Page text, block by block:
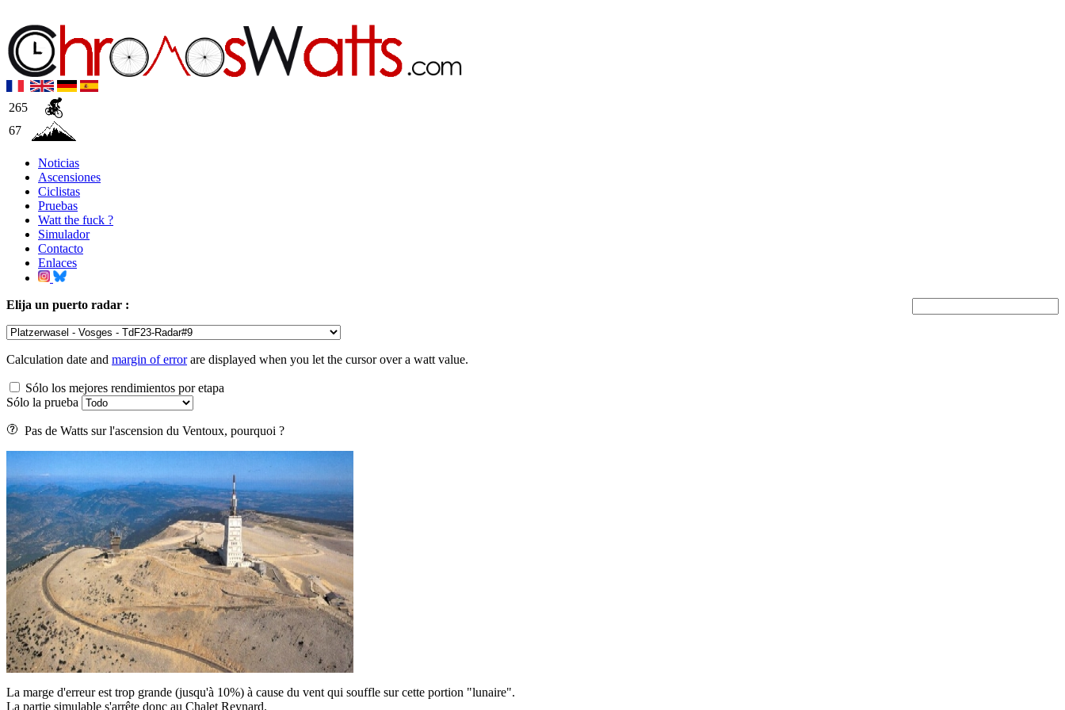
265
67
Noticias
Ascensiones
Ciclistas
Pruebas
Watt the fuck ?
Simulador
Contacto
Enlaces
Elija un puerto radar :
Calculation date and margin of errorare displayed when you let the cursor over a watt value.
Sólo los mejores rendimientos por etapa
Sólo la prueba
Pas de Watts sur l'ascension du Ventoux, pourquoi ?
La marge d'erreur est trop grande (jusqu'à 10%) à cause du vent qui souffle sur cette portion "lunaire".
La partie simulable s'arrête donc au Chalet Reynard.